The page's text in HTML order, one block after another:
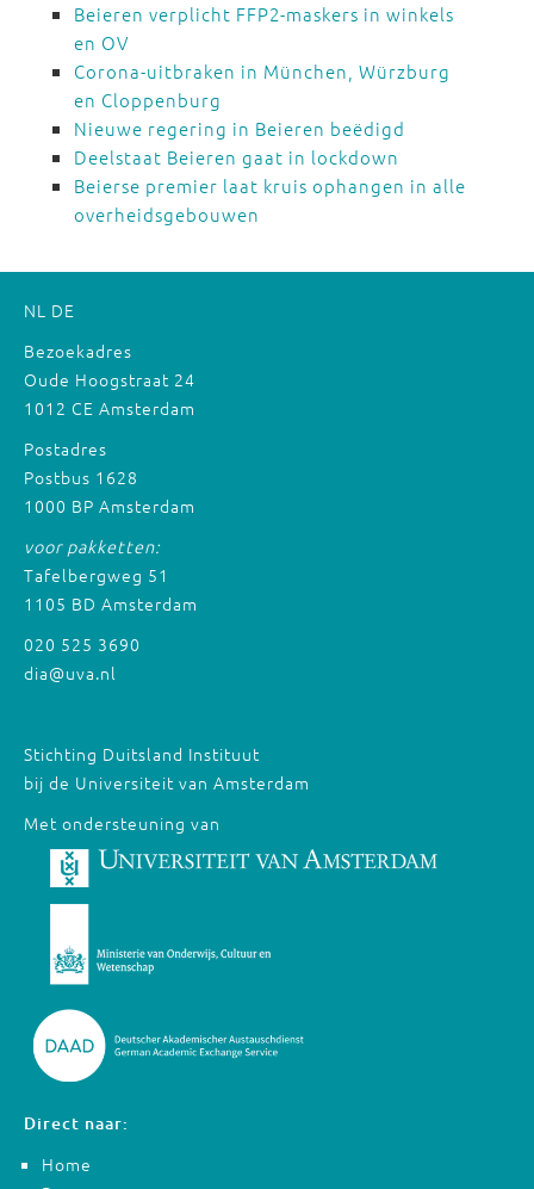
Beieren verplicht FFP2-maskers in winkels
en OV
Corona-uitbraken in München, Würzburg
en Cloppenburg
Nieuwe regering in Beieren beëdigd
Deelstaat Beieren gaat in lockdown
Beierse premier laat kruis ophangen in alle
overheidsgebouwen
NL DE
Bezoekadres
Oude Hoogstraat 24
1012 CE Amsterdam
Postadres
Postbus 1628
1000 BP Amsterdam
voor pakketten:
Tafelbergweg 51
1105 BD Amsterdam
020 525 3690
dia@uva.nl
Stichting Duitsland Instituut
bij de Universiteit van Amsterdam
Met ondersteuning van
Direct naar:
Home